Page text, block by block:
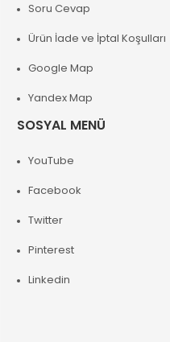
Soru Cevap
Ürün İade ve İptal Koşulları
Google Map
Yandex Map
SOSYAL MENÜ
YouTube
Facebook
Twitter
Pinterest
Linkedin